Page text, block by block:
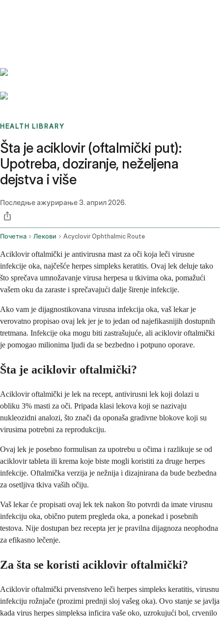
HEALTH LIBRARY
Šta je aciklovir (oftalmički put):
Upotreba, doziranje, neželjena
dejstva i više
Последње ажурирање3. април 2026.
Почетна Лекови Acyclovir Ophthalmic Route
Aciklovir oftalmički je antivirusna mast za oči koja leči virusne
infekcije oka, najčešće herpes simpleks keratitis. Ovaj lek deluje tako
što sprečava umnožavanje virusa herpesa u tkivima oka, pomažući
vašem oku da zaraste i sprečavajući dalje širenje infekcije.
Ako vam je dijagnostikovana virusna infekcija oka, vaš lekar je
verovatno propisao ovaj lek jer je to jedan od najefikasnijih dostupnih
tretmana. Infekcije oka mogu biti zastrašujuće, ali aciklovir oftalmički
je pomogao milionima ljudi da se bezbedno i potpuno oporave.
Šta je aciklovir oftalmički?
Aciklovir oftalmički je lek na recept, antivirusni lek koji dolazi u
obliku 3% masti za oči. Pripada klasi lekova koji se nazivaju
nukleozidni analozi, što znači da oponaša gradivne blokove koji su
virusima potrebni za reprodukciju.
Ovaj lek je posebno formulisan za upotrebu u očima i razlikuje se od
aciklovir tableta ili krema koje biste mogli koristiti za druge herpes
infekcije. Oftalmička verzija je nežnija i dizajnirana da bude bezbedna
za osetljiva tkiva vaših očiju.
Vaš lekar će propisati ovaj lek tek nakon što potvrdi da imate virusnu
infekciju oka, obično putem pregleda oka, a ponekad i posebnih
testova. Nije dostupan bez recepta jer je pravilna dijagnoza neophodna
za efikasno lečenje.
Za šta se koristi aciklovir oftalmički?
Aciklovir oftalmički prvenstveno leči herpes simpleks keratitis, virusnu
infekciju rožnjače (prozirni prednji sloj vašeg oka). Ovo stanje se javlja
kada virus herpes simpleksa inficira vaše oko, uzrokujući bol, crvenilo